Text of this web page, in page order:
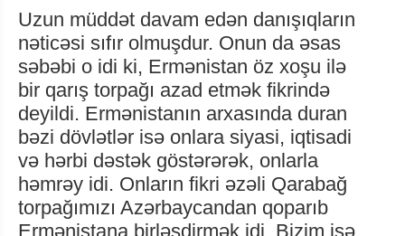
Uzun müddət davam edən danışıqların
nəticəsi sıfır olmuşdur. Onun da əsas
səbəbi o idi ki, Ermənistan öz xoşu ilə
bir qarış torpağı azad etmək fikrində
deyildi. Ermənistanın arxasında duran
bəzi dövlətlər isə onlara siyasi, iqtisadi
və hərbi dəstək göstərərək, onlarla
həmrəy idi. Onların fikri əzəli Qarabağ
torpağımızı Azərbaycandan qoparıb
Ermənistana birləşdirmək idi. Bizim isə